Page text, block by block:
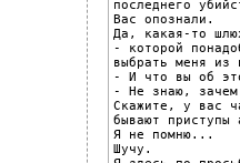
последнего
Вас опознали.
Да, какая-то
- которой
выбрать меня из
- И что вы об
- Не знаю, зачем
Скажите, у вас
бывают приступы
Я не помню...
Шучу.